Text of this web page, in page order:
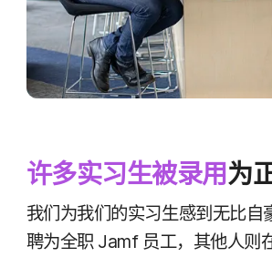
许多​实习生​被​录用为​
我们​为​我们​的​实习​生​感到​无比​自
聘为​全职 Jamf 员工，​其他​人​则​